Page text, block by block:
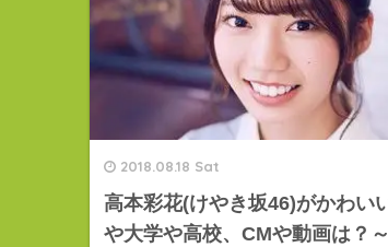
2018.08.18 Sat
高本彩花(けやき坂46)がかわい
や大学や高校、CMや動画は？